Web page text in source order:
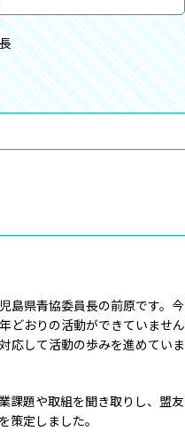
島県青協委員長の前原です。今
どおりの活動ができていません
応して活動の歩みを進めていま
課題や取組を聞き取りし、盟友
策定しました。